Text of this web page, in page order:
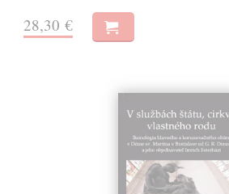
28,30 €